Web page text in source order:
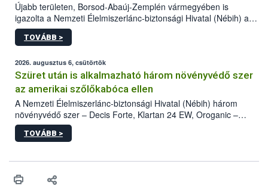
Újabb területen, Borsod-Abaúj-Zemplén vármegyében is
igazolta a Nemzeti Élelmiszerlánc-biztonsági Hivatal (Nébih) a
kőrisrontó karcsúdíszbogár (Agrilus planipennis) jelenlétét. A
kártevőt nem csak színcsapdában találták meg, de már fertőzött
az intenzív felderítést, emellett az intézkedéseket a szlovák
hatósággal is összehangolják a terjedés megállítása érdekében.
TOVÁBB >
2026. augusztus 6, csütörtök
Szüret után is alkalmazható három növényvédő szer
az amerikai szőlőkabóca ellen
A Nemzeti Élelmiszerlánc-biztonsági Hivatal (Nébih) három
növényvédő szer – Decis Forte, Klartan 24 EW, Oroganic –
engedélyokiratát módosította, így azok a szüretet követően,
egészen a vesszőérettség (BBCH 91) stádiumáig
érésű szőlőkben is legyen lehetőség a károsító elleni további
felhasználók számára is elérhető és ökológiai termesztésben is
TOVÁBB >